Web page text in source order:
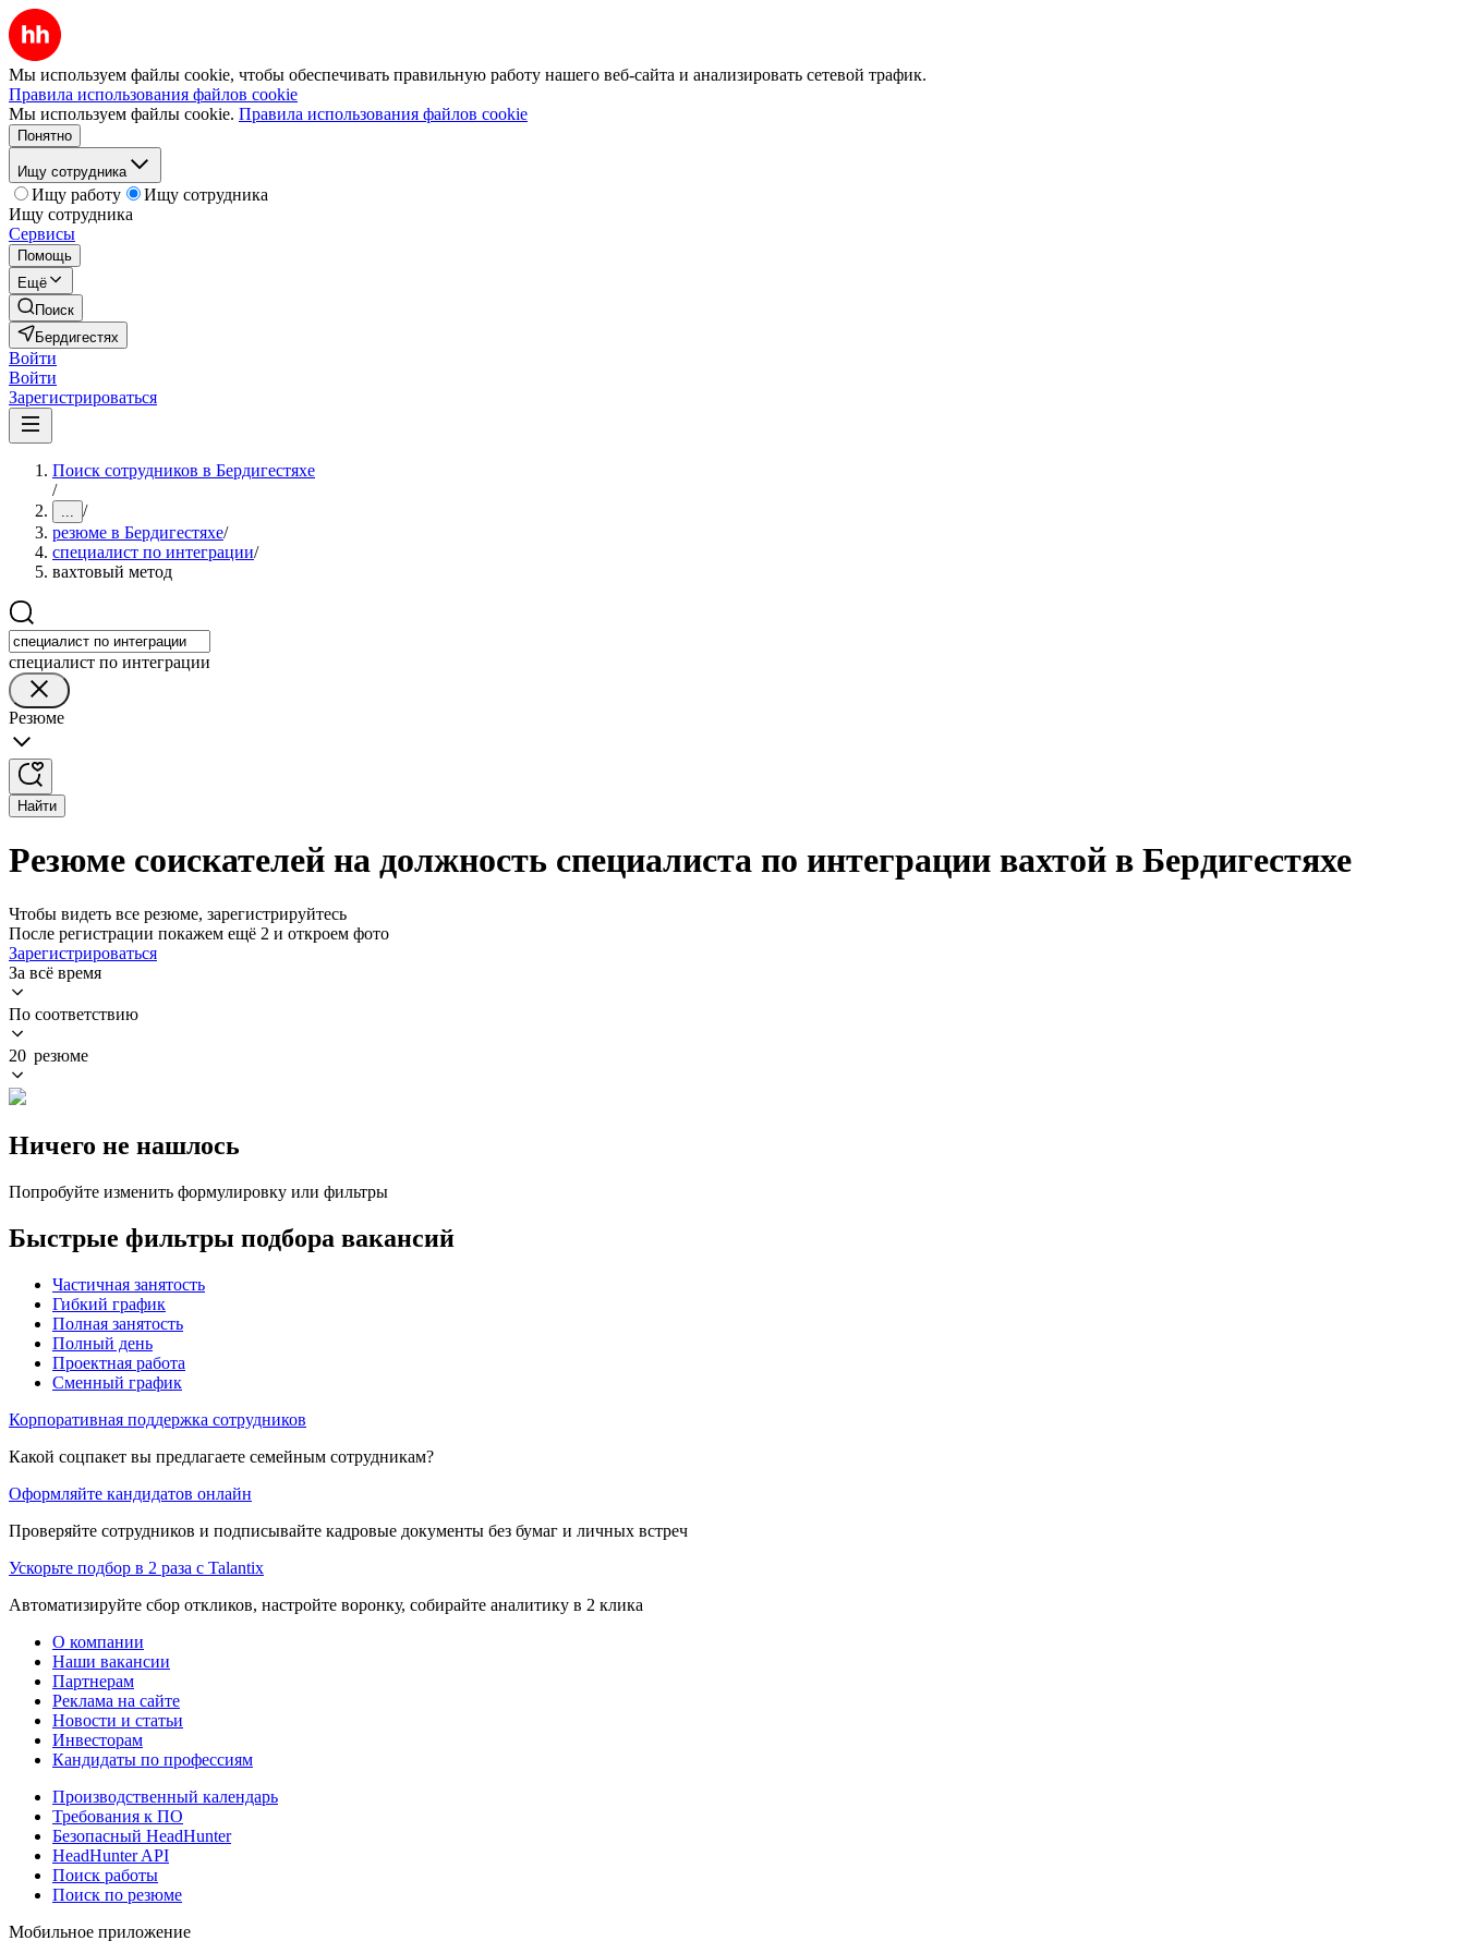
Мы используем файлы cookie, чтобы обеспечивать правильную работу нашего веб-сайта и анализировать сетевой трафик.
Правила использования файлов cookie
Мы используем файлы cookie. Правила использования файлов cookie
Понятно
Ищу сотрудника
Ищу работу
Ищу сотрудника
Ищу сотрудника
Сервисы
Помощь
Ещё
Поиск
Бердигестях
Войти
Войти
Зарегистрироваться
Поиск сотрудников в Бердигестяхе
/
... /
резюме в Бердигестяхе/
специалист по интеграции/
вахтовый метод
специалист по интеграции
Резюме
Найти
Резюме соискателей на должность специалиста по интеграции вахтой в Бердигестяхе
Чтобы видеть все резюме, зарегистрируйтесь
После регистрации покажем ещё 2 и откроем фото
Зарегистрироваться
За всё время
По соответствию
20 резюме
Ничего не нашлось
Попробуйте изменить формулировку или фильтры
Быстрые фильтры подбора вакансий
Частичная занятость
Гибкий график
Полная занятость
Полный день
Проектная работа
Сменный график
Корпоративная поддержка сотрудников
Какой соцпакет вы предлагаете семейным сотрудникам?
Оформляйте кандидатов онлайн
Проверяйте сотрудников и подписывайте кадровые документы без бумаг и личных встреч
Ускорьте подбор в 2 раза с Talantix
Автоматизируйте сбор откликов, настройте воронку, собирайте аналитику в 2 клика
О компании
Наши вакансии
Партнерам
Реклама на сайте
Новости и статьи
Инвесторам
Кандидаты по профессиям
Производственный календарь
Требования к ПО
Безопасный HeadHunter
HeadHunter API
Поиск работы
Поиск по резюме
Мобильное приложение